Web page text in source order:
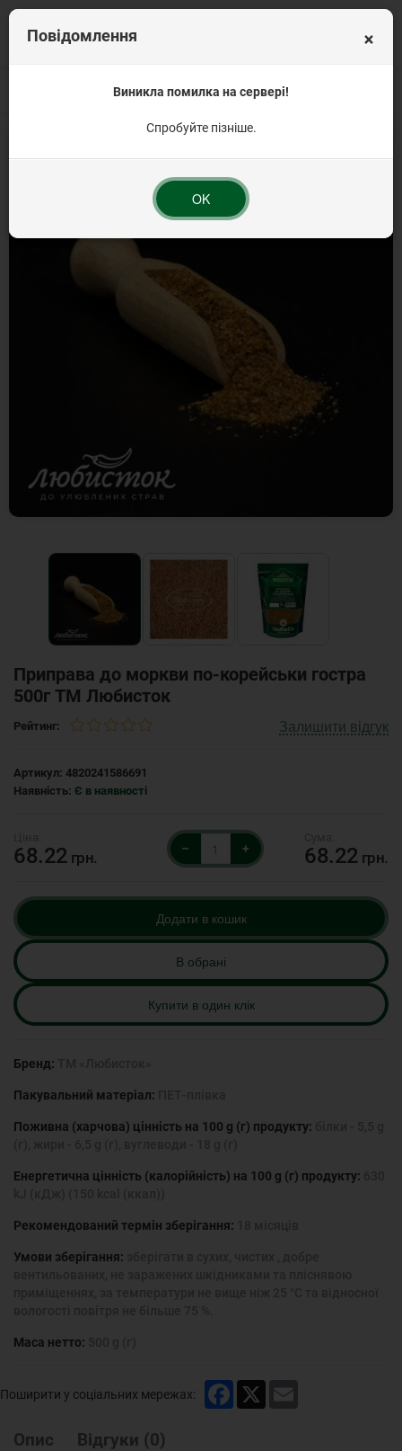
Вагова продукція Приправи класичні (базові)
Приправа до моркви по-корейськи гостра
500г ТМ Любисток
Рейтинг: Залишити відгук
Артикул: 4820241586691
Наявність: Є в наявності
68.22 грн.
– + 68.22 грн.
Додати в кошик
В обрані
Купити в один клік
Бренд:
Пакувальний матеріал:
Поживна (харчова) цінність на 100 g (г) продукту:
Енергетична цінність (калорійність) на 100 g (г) продукту:
Рекомендований термін зберігання:
Умови зберігання:
Маса нетто:
Поширити у соціальних мережах: Facebook
Опис Відгуки (0)
×
Повідомлення
Виникла помилка на сервері!
Спробуйте пізніше.
OK